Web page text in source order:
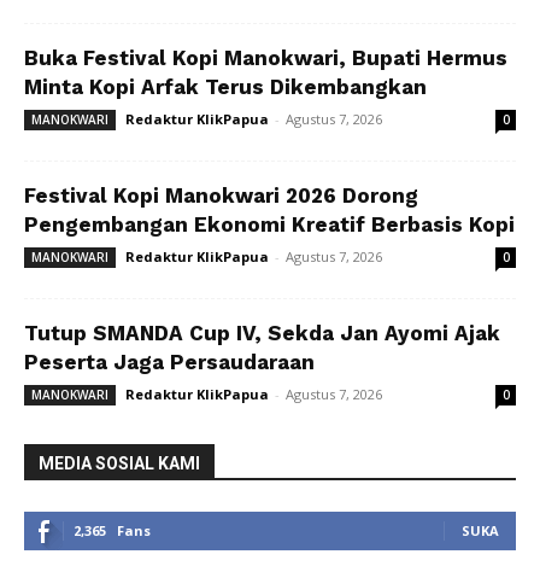
Buka Festival Kopi Manokwari, Bupati Hermus
Minta Kopi Arfak Terus Dikembangkan
MANOKWARI Redaktur KlikPapua - Agustus 7, 2026 0
Festival Kopi Manokwari 2026 Dorong
Pengembangan Ekonomi Kreatif Berbasis Kopi
MANOKWARI Redaktur KlikPapua - Agustus 7, 2026 0
Tutup SMANDA Cup IV, Sekda Jan Ayomi Ajak
Peserta Jaga Persaudaraan
MANOKWARI Redaktur KlikPapua - Agustus 7, 2026 0
MEDIA SOSIAL KAMI
2,365 Fans SUKA